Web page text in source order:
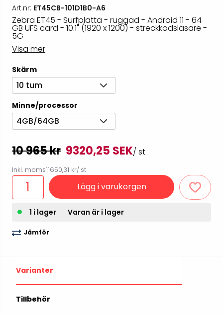
Art.nr: ET45CB-101D1B0-A6
Zebra ET45 - Surfplatta - ruggad - Android 11 - 64
GB UFS card - 10.1" (1920 x 1200) - streckkodsläsare -
5G
Visa mer
Skärm
10 tum
Minne/processor
4GB/64GB
10 965 kr 9320,25 SEK/ st
Inkl. moms11650,31 kr/ st
Lägg i varukorgen
1 i lager Varan är i lager
Jämför
Varianter
Tillbehör